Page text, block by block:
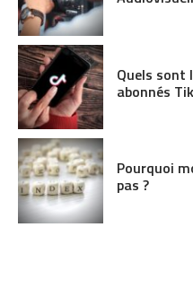
Quels sont
abonnés
Pourquoi
pas ?